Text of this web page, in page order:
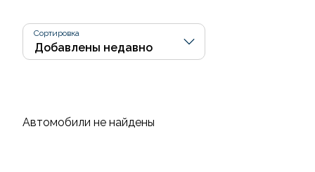
Сортировка
Автомобили не найдены